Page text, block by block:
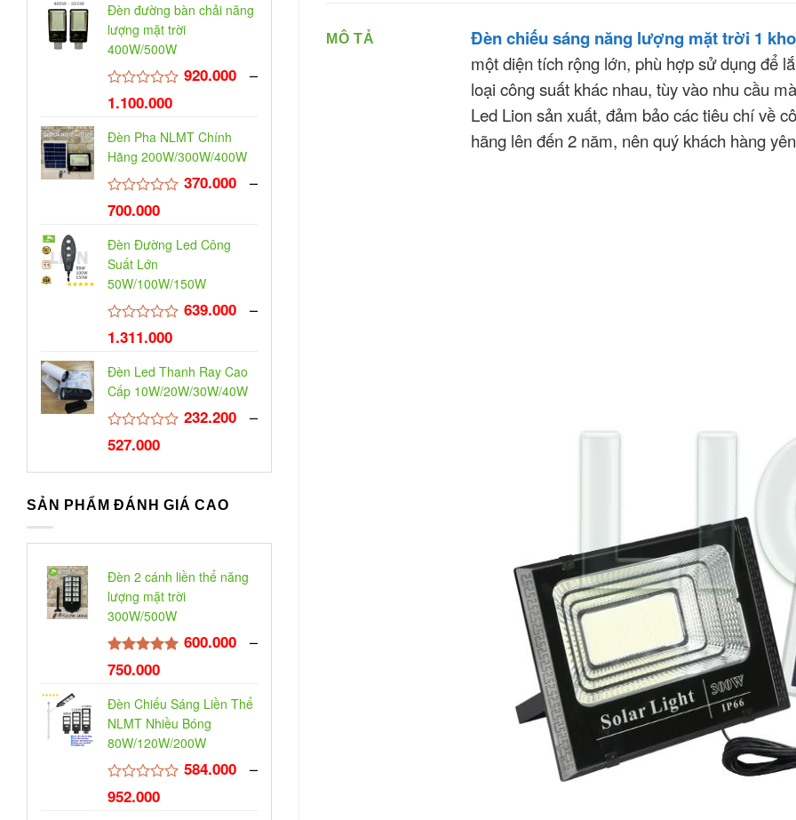
Đèn đường bàn chải năng
lượng mặt trời
400W/500W
Được
xếp
0
5
920.000₫ –
1.100.000
Đèn Pha NLMT Chính
Hãng 200W/300W/400W
Được
xếp
0
5
sao
370.000₫ –
700.000
Đèn Đường Led Công
Suất Lớn
50W/100W/150W
Được
xếp
0
5
sao
639.000₫ –
1.311.000
Đèn Led Thanh Ray Cao
Cấp 10W/20W/30W/40W
Được
xếp
5
sao
232.200₫ –
527.000
SẢN PHẨM ĐÁNH GIÁ CAO
Đèn 2 cánh liền thể năng
lượng mặt trời
300W/500W
Được xếp
hạng5.00
600.000₫ –
750.000
Đèn Chiếu Sáng Liền Thể
NLMT Nhiều Bóng
80W/120W/200W
Được
xếp
584.000₫ –
952.000
MÔ TẢ Đèn chiếu sáng năng lượng mặt trời 1
một diện tích rộng lớn, phù hợp sử dụng để
loại công suất khác nhau, tùy vào nhu cầu
Led Lion sản xuất, đảm bảo các tiêu chí về
hãng lên đến 2 năm, nên quý khách hàng